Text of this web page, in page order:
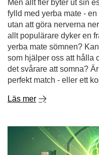
det svårare att somna?
perfekt match - eller ett
Läs mer